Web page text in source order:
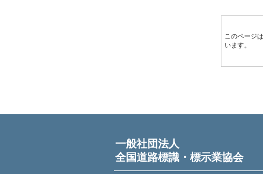
このページ
います。
一般社団法人
全国道路標識・標示業協会